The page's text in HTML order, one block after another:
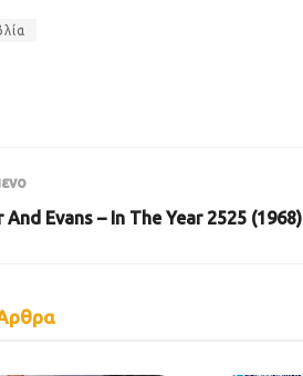
And Evans – In The Year 2525 (1968)